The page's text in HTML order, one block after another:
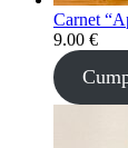
Carnet
9.00 €